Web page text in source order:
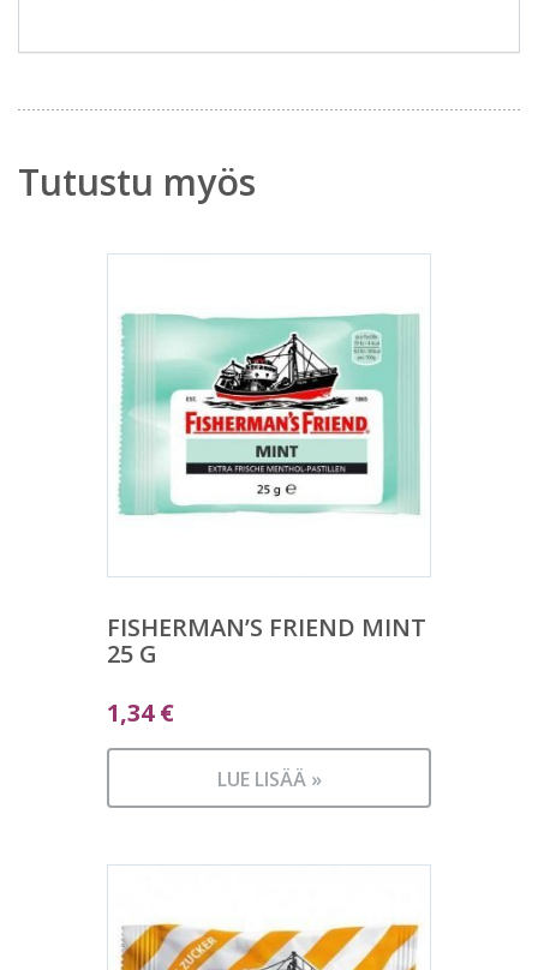
Tutustu myös
FISHERMAN’S FRIEND MINT
25 G
1,34€
LUE LISÄÄ »